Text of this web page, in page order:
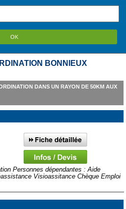
OK
BONNIEUX
DANS UN RAYON DE 50KM AUX
Personnes dépendantes : Aide
Visioassitance Chèque Emploi